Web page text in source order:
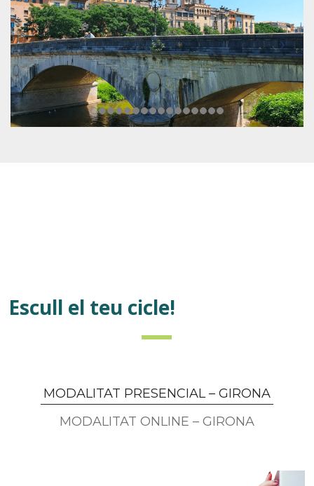
Escull el teu cicle!
MODALITAT PRESENCIAL – GIRONA
MODALITAT ONLINE – GIRONA